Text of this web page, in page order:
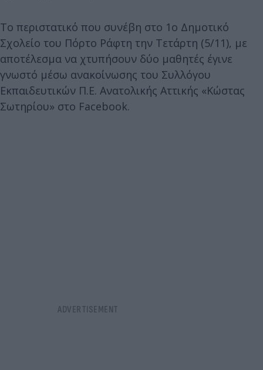
Το περιστατικό που συνέβη στο 1ο Δημοτικό
Σχολείο του Πόρτο Ράφτη την Τετάρτη (5/11), με
αποτέλεσμα να χτυπήσουν δύο μαθητές έγινε
γνωστό μέσω ανακοίνωσης του Συλλόγου
Εκπαιδευτικών Π.Ε. Ανατολικής Αττικής «Κώστας
Σωτηρίου» στο Facebook.